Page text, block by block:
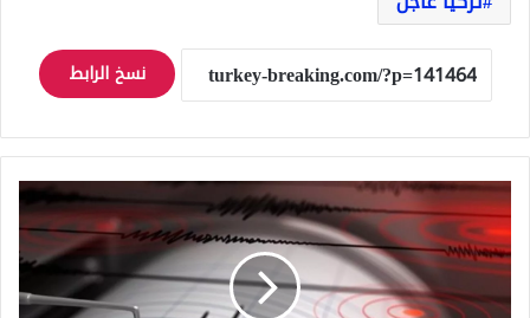
نسخ الرابط
زلزال
مخيف
يضرب
الدولة
الواقعة